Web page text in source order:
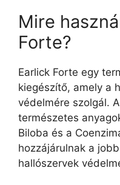
Mire
Forte?
Earlick Forte egy
kiegészítő, amely a
védelmére szolgál.
természetes
Biloba és a
hozzájárulnak a
hallószervek